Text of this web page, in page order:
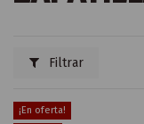
Filtrar
¡En oferta!